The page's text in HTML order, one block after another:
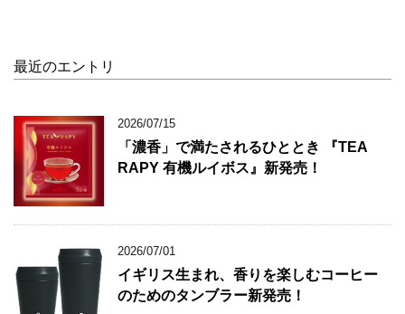
最近のエントリ
2026/07/15
「濃香」で満たされるひととき 『TEA
RAPY 有機ルイボス』新発売！
2026/07/01
イギリス生まれ、香りを楽しむコーヒー
のためのタンブラー新発売！